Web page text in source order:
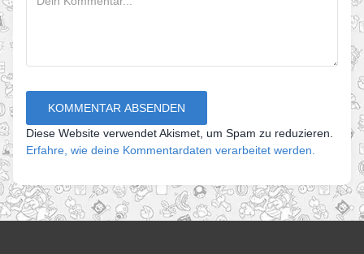
Diese Website verwendet Akismet, um Spam zu reduzieren.
Erfahre, wie deine Kommentardaten verarbeitet werden.